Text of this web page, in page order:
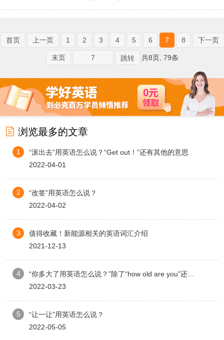
首页 上一页 1 2 3 4 5 6 7 8 下一页
末页 共8页, 79条
 浏览最多的文章
1
“滚出去”用英语怎么说？“Get out！”还有其他的意思
2022-04-01
2
“改签”用英语怎么说？
2022-04-02
3
值得收藏！新能源相关的英语词汇介绍
2021-12-13
4
2022-03-23
5
“让一让”用英语怎么说？
2022-05-05